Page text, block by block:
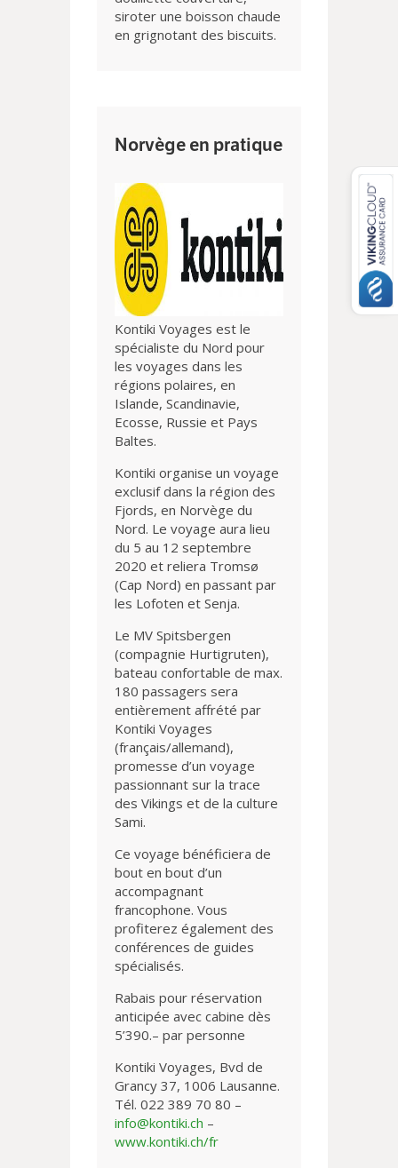
siroter une boisson chaude
en grignotant des biscuits.
Norvège en pratique
Kontiki Voyages est le
spécialiste du Nord pour
les voyages dans les
régions polaires, en
Islande, Scandinavie,
Ecosse, Russie et Pays
Baltes.
Kontiki organise un voyage
exclusif dans la région des
Fjords, en Norvège du
Nord. Le voyage aura lieu
du 5 au 12 septembre
2020 et reliera Tromsø
(Cap Nord) en passant par
les Lofoten et Senja.
Le MV Spitsbergen
(compagnie Hurtigruten),
bateau confortable de max.
180 passagers sera
entièrement affrété par
Kontiki Voyages
(français/allemand),
promesse d’un voyage
passionnant sur la trace
des Vikings et de la culture
Sami.
Ce voyage bénéficiera de
bout en bout d’un
accompagnant
francophone. Vous
profiterez également des
conférences de guides
spécialisés.
Rabais pour réservation
anticipée avec cabine dès
5’390.– par personne
Kontiki Voyages, Bvd de
Grancy 37, 1006 Lausanne.
Tél. 022 389 70 80 –
info@kontiki.ch –
www.kontiki.ch/fr